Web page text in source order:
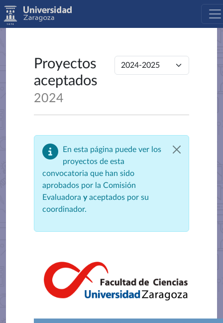
Proyectos
aceptados
2024
En esta página puede ver los
proyectos de esta
convocatoria que han sido
aprobados por la Comisión
Evaluadora yaceptados por su
coordinador.